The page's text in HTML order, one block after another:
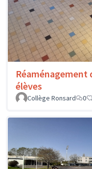
Réaménagement
élèves
Collège Ronsard
0